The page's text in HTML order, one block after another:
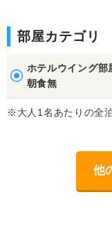
部屋カテゴリ
ホテルウイング部
朝食無
※大人1名あたりの全
他